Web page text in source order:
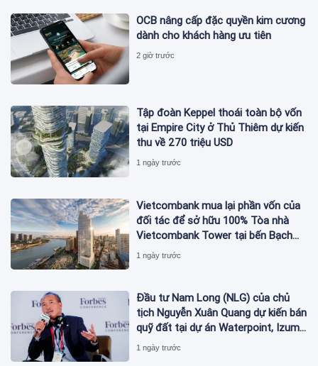
OCB nâng cấp đặc quyền kim cương
dành cho khách hàng ưu tiên
2 giờ trước
Tập đoàn Keppel thoái toàn bộ vốn
tại Empire City ở Thủ Thiêm dự kiến
thu về 270 triệu USD
1 ngày trước
Vietcombank mua lại phần vốn của
đối tác để sở hữu 100% Tòa nhà
Vietcombank Tower tại bến Bạch
Đằng
1 ngày trước
Đầu tư Nam Long (NLG) của chủ
tịch Nguyễn Xuân Quang dự kiến bán
quỹ đất tại dự án Waterpoint, Izumi
City
1 ngày trước